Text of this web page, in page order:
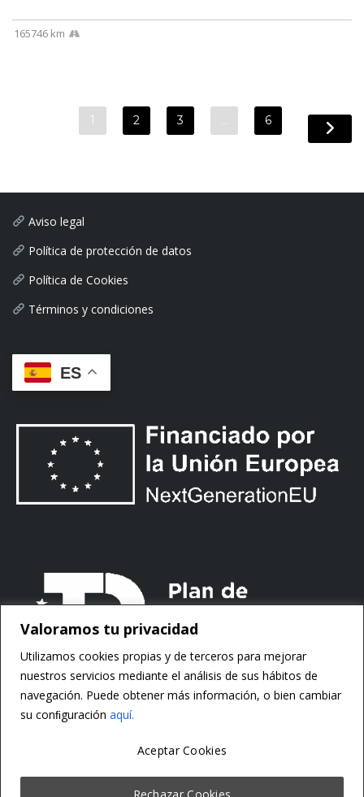
Valoramos tu privacidad
Utilizamos cookies propias y de terceros para mejorar
nuestros servicios mediante el análisis de sus hábitos de
navegación. Puede obtener más información, o bien cambiar
su conﬁguración aquí.
Rechazar Cookies
Aceptar Cookies
165746 km
1 2 3 … 6
Aviso legal
Política de protección de datos
Política de Cookies
Términos y condiciones
ES